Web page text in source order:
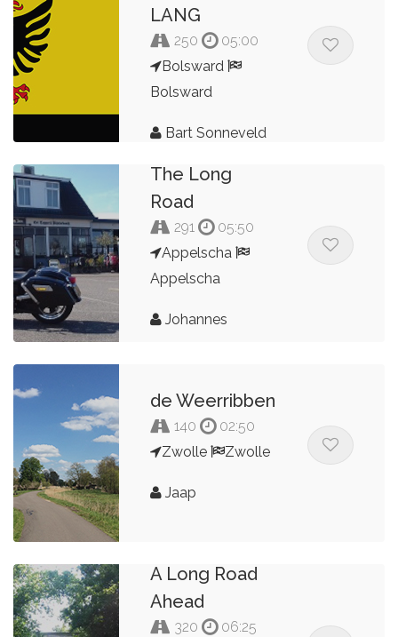
LANG
250
05:00
Bolsward
Bolsward
Bart Sonneveld
The Long
Road
291
05:50
Appelscha
Appelscha
Johannes
de Weerribben
140
02:50
Zwolle
Zwolle
Jaap
A Long Road
Ahead
320
06:25